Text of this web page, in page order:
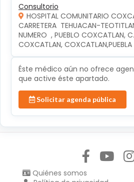
Consultorio
HOSPITAL COMUNITARIO
CARRETERA  TEHUACAN-
NUMERO  , PUEBLO COXCATLAN,
COXCATLAN, COXCATLAN,PUEBLA
Éste médico aún no ofrece
que active éste apartado.
Solicitar agenda pública
Quiénes somos